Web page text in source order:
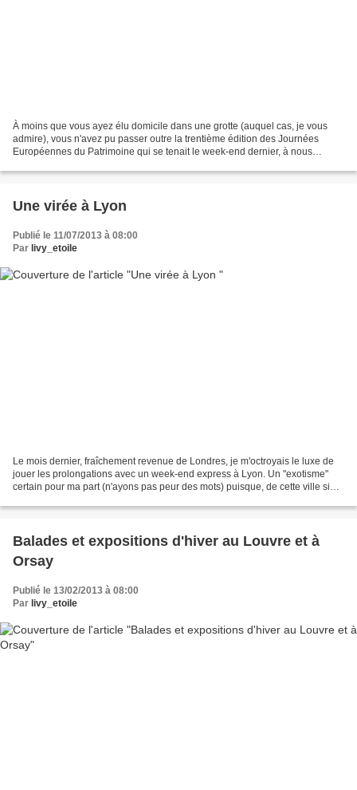
À moins que vous ayez élu domicile dans une grotte (auquel cas, je vous
admire), vous n'avez pu passer outre la trentième édition des Journées
Européennes du Patrimoine qui se tenait le week-end dernier, à nous
Une virée à Lyon
Publié le 11/07/2013 à 08:00
Par livy_etoile
Le mois dernier, fraîchement revenue de Londres, je m'octroyais le luxe de
jouer les prolongations avec un week-end express à Lyon. Un "exotisme"
certain pour ma part (n'ayons pas peur des mots) puisque, de cette ville si
Balades et expositions d'hiver au Louvre et à
Orsay
Publié le 13/02/2013 à 08:00
Par livy_etoile